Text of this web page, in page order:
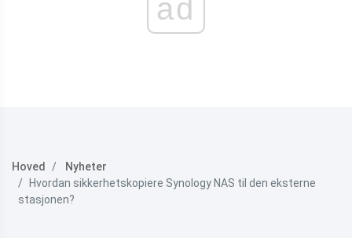
ad
Hoved
Nyheter
Hvordan sikkerhetskopiere Synology NAS til den eksterne
stasjonen?